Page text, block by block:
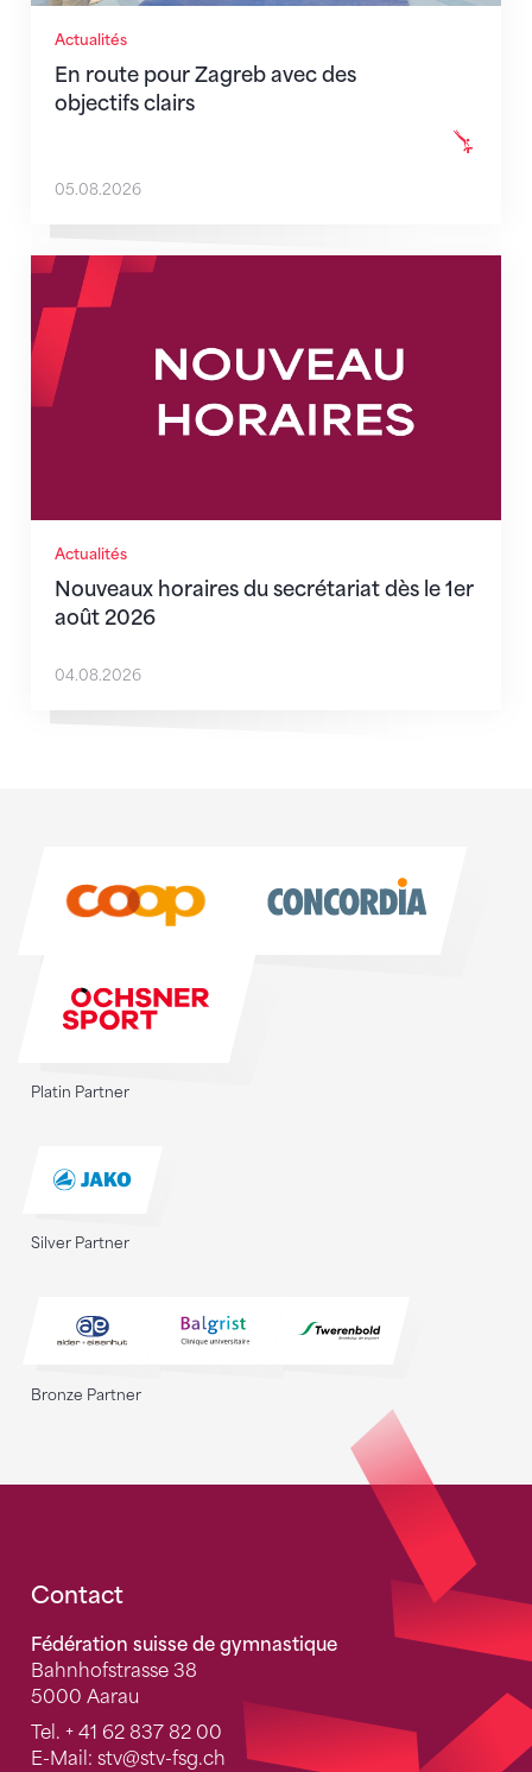
Actualités
En route pour Zagreb avec des
objectifs clairs
05.08.2026
Actualités
Nouveaux horaires du secrétariat dès le 1er
août 2026
Nouveaux horaires du secrétariat dès le 1er août
04.08.2026
Platin Partner
Silver Partner
Bronze Partner
Fusszeile
Contact
Fédération suisse de gymnastique
Bahnhofstrasse 38
5000 Aarau
Tel. + 41 62 837 82 00
E-Mail: stv@stv-fsg.ch